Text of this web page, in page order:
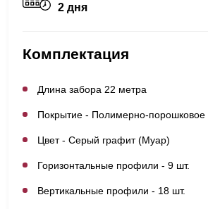
2 дня
Комплектация
Длина забора 22 метра
Покрытие - Полимерно-порошковое
Цвет - Серый графит (Муар)
Горизонтальные профили - 9 шт.
Вертикальные профили - 18 шт.